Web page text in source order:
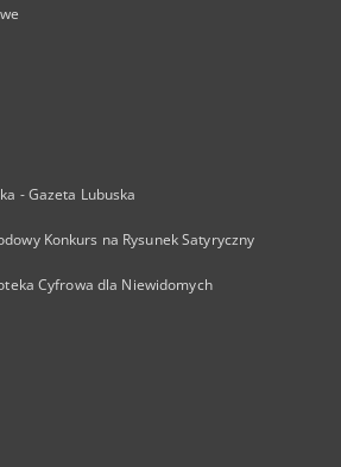
- Gazeta Lubuska
Konkurs na Rysunek Satyryczny
Cyfrowa dla Niewidomych